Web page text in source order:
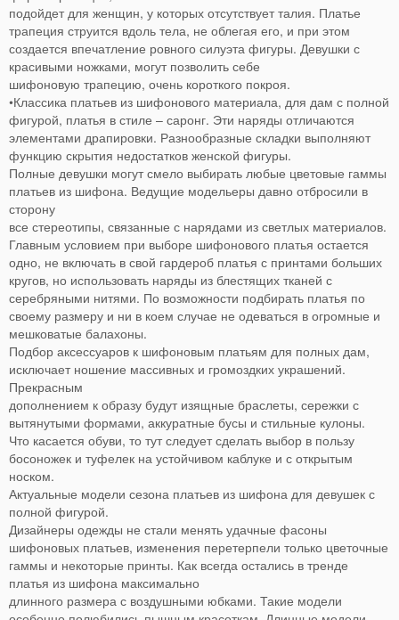
подойдет для женщин, у которых отсутствует талия. Платье
трапеция струится вдоль тела, не облегая его, и при этом
создается впечатление ровного силуэта фигуры. Девушки с
красивыми ножками, могут позволить себе
шифоновую трапецию, очень короткого покроя.
•Классика платьев из шифонового материала, для дам с полной
фигурой, платья в стиле – саронг. Эти наряды отличаются
элементами драпировки. Разнообразные складки выполняют
функцию скрытия недостатков женской фигуры.
Полные девушки могут смело выбирать любые цветовые гаммы
платьев из шифона. Ведущие модельеры давно отбросили в
сторону
все стереотипы, связанные с нарядами из светлых материалов.
Главным условием при выборе шифонового платья остается
одно, не включать в свой гардероб платья с принтами больших
кругов, но использовать наряды из блестящих тканей с
серебряными нитями. По возможности подбирать платья по
своему размеру и ни в коем случае не одеваться в огромные и
мешковатые балахоны.
Подбор аксессуаров к шифоновым платьям для полных дам,
исключает ношение массивных и громоздких украшений.
Прекрасным
дополнением к образу будут изящные браслеты, сережки с
вытянутыми формами, аккуратные бусы и стильные кулоны.
Что касается обуви, то тут следует сделать выбор в пользу
босоножек и туфелек на устойчивом каблуке и с открытым
носком.
Актуальные модели сезона платьев из шифона для девушек с
полной фигурой.
Дизайнеры одежды не стали менять удачные фасоны
шифоновых платьев, изменения перетерпели только цветочные
гаммы и некоторые принты. Как всегда остались в тренде
платья из шифона максимально
длинного размера с воздушными юбками. Такие модели